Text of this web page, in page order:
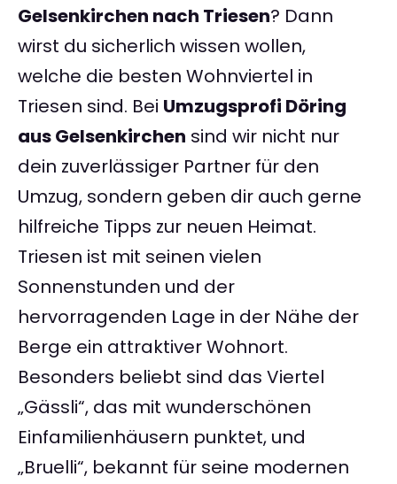
Gelsenkirchen nach Triesen? Dann
wirst du sicherlich wissen wollen,
welche die besten Wohnviertel in
Triesen sind. Bei Umzugsprofi Döring
aus Gelsenkirchen sind wir nicht nur
dein zuverlässiger Partner für den
Umzug, sondern geben dir auch gerne
hilfreiche Tipps zur neuen Heimat.
Triesen ist mit seinen vielen
Sonnenstunden und der
hervorragenden Lage in der Nähe der
Berge ein attraktiver Wohnort.
Besonders beliebt sind das Viertel
„Gässli“, das mit wunderschönen
Einfamilienhäusern punktet, und
„Bruelli“, bekannt für seine modernen